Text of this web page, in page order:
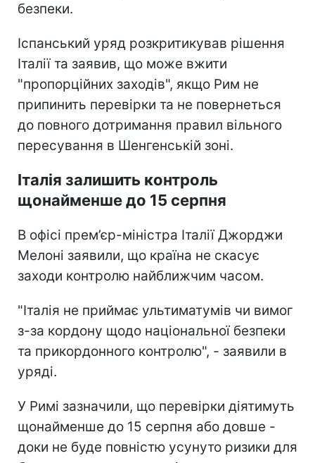
безпеки.
Іспанський уряд розкритикував рішення
Італії та заявив, що може вжити
"пропорційних заходів", якщо Рим не
припинить перевірки та не повернеться
до повного дотримання правил вільного
пересування в Шенгенській зоні.
Італія залишить контроль
щонайменше до 15 серпня
В офісі прем’єр-міністра Італії Джорджи
Мелоні заявили, що країна не скасує
заходи контролю найближчим часом.
"Італія не приймає ультиматумів чи вимог
з-за кордону щодо національної безпеки
та прикордонного контролю", - заявили в
уряді.
У Римі зазначили, що перевірки діятимуть
щонайменше до 15 серпня або довше -
доки не буде повністю усунуто ризики для